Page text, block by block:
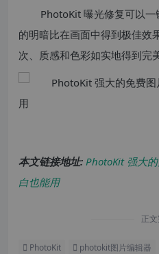
PhotoKit 曝光修复可以
的明暗比在画面中得到极佳效
次、质感和色彩如实地得到完
本文链接地址: PhotoKit 强大
白也能用
正
PhotoKit photokit图片编辑器